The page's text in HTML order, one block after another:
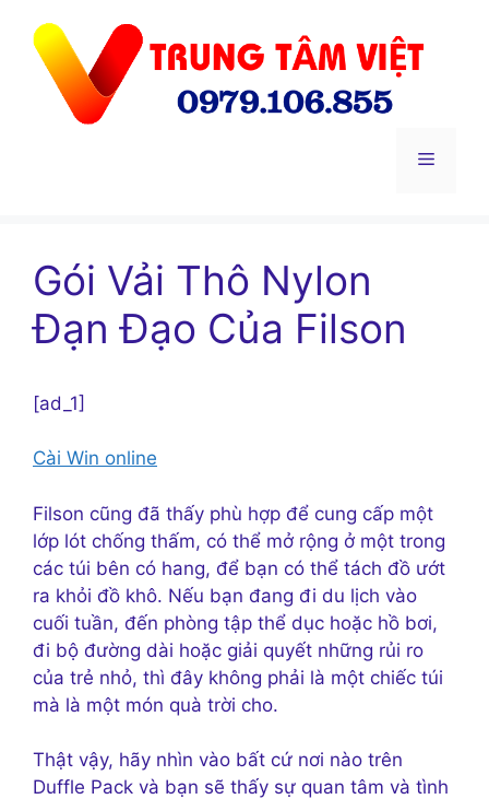
Menu
Gói Vải Thô Nylon
Đạn Đạo Của Filson
[ad_1]
Cài Win online
Filson cũng đã thấy phù hợp để cung cấp một
lớp lót chống thấm, có thể mở rộng ở một trong
các túi bên có hang, để bạn có thể tách đồ ướt
ra khỏi đồ khô. Nếu bạn đang đi du lịch vào
cuối tuần, đến phòng tập thể dục hoặc hồ bơi,
đi bộ đường dài hoặc giải quyết những rủi ro
của trẻ nhỏ, thì đây không phải là một chiếc túi
mà là một món quà trời cho.
Thật vậy, hãy nhìn vào bất cứ nơi nào trên
Duffle Pack và bạn sẽ thấy sự quan tâm và tình